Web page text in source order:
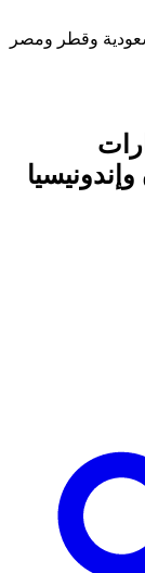
وقطر ومصر